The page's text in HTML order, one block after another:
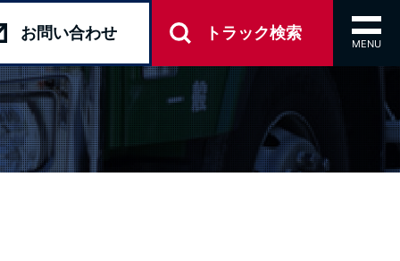
MENU
お問い合わせ トラック検索